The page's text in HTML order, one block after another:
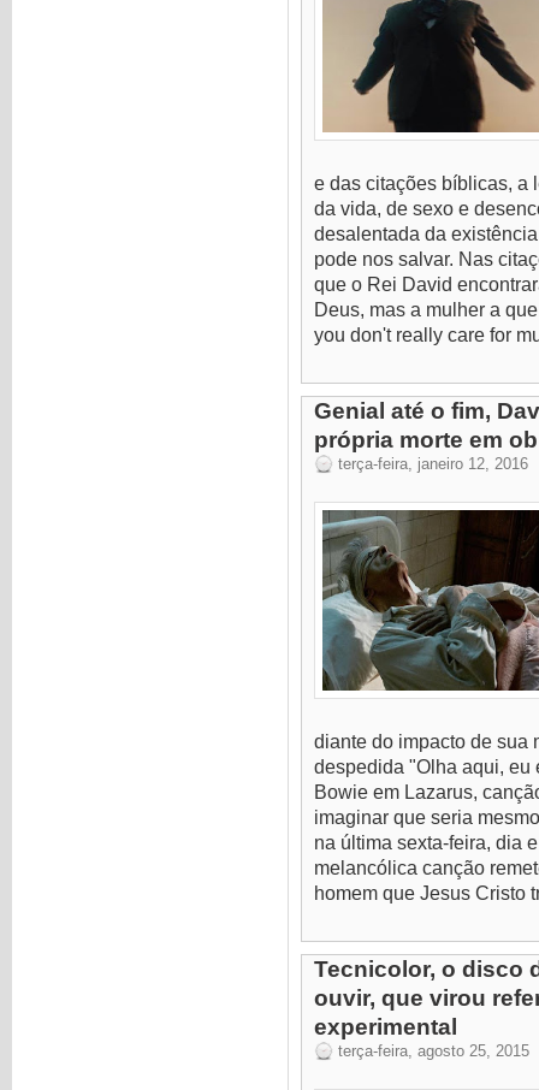
e das citações bíblicas, a
da vida, de sexo e
desalentada da
pode nos salvar. Nas
que o Rei David
Deus, mas a mulher a
you don't really care for
Genial até o fim,
própria morte em
terça-feira, janeiro 12, 2016
diante do impacto de sua
despedida "Olha aqui, eu
Bowie em Lazarus,
imaginar que seria
na última sexta-feira, dia
melancólica canção
homem que Jesus Cristo
Tecnicolor, o disco
ouvir, que virou
experimental
terça-feira, agosto 25, 2015